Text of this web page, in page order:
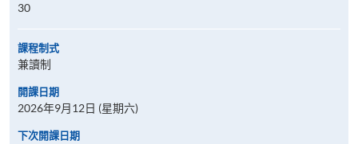
30
課程制式
兼讀制
開課日期
2026年9月12日 (星期六)
下次開課日期